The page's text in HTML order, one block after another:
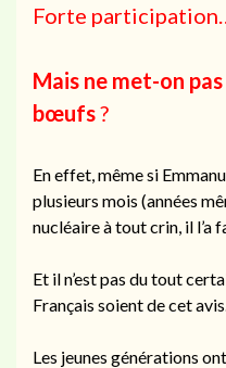
Forte
Mais ne met-on
bœufs?
En effet, même si
plusieurs mois (années
nucléaire à tout crin, il l’a
Et il n’est pas du tout
Français soient de cet
Les jeunes générations